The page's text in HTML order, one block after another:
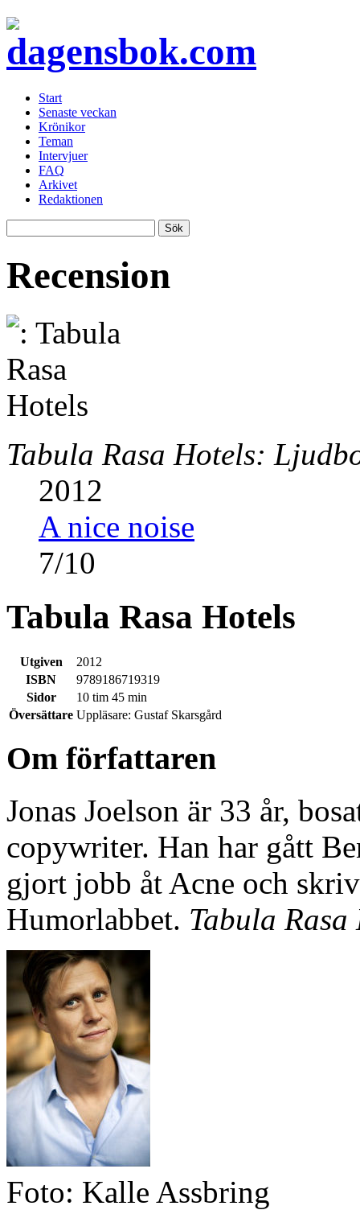
Start
Senaste veckan
Krönikor
Teman
Intervjuer
FAQ
Arkivet
Redaktionen
Recension
Tabula Rasa Hotels:
2012
A nice noise
7/10
Tabula Rasa Hotels
Utgiven
2012
ISBN
9789186719319
Sidor
10 tim 45 min
Översättare Uppläsare: Gustaf Skarsgård
Om författaren
Jonas Joelson är 33 år,
copywriter. Han har gått
gjort jobb åt Acne och
Humorlabbet. Tabula Rasa
Foto: Kalle Assbring